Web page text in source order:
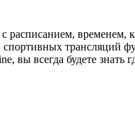
расписанием, временем,
трансляций
всегда будете знать